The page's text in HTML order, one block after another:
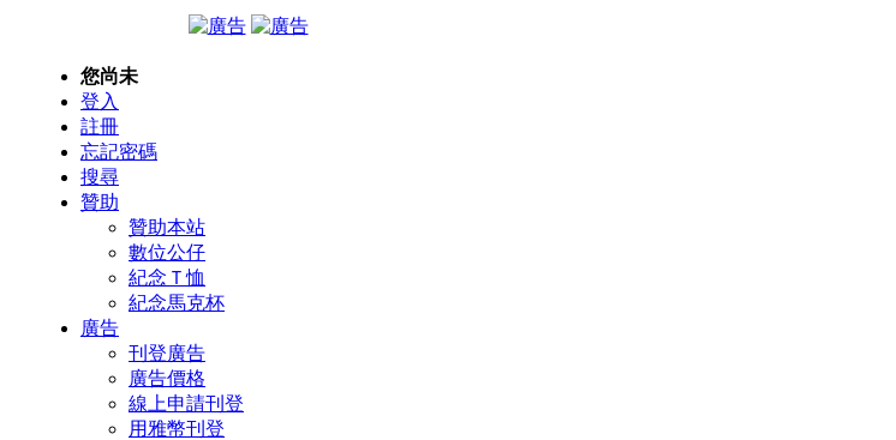
您尚未
登入
註冊
忘記密碼
搜尋
贊助
贊助本站
數位公仔
紀念Ｔ恤
紀念馬克杯
廣告
刊登廣告
廣告價格
線上申請刊登
用雅幣刊登